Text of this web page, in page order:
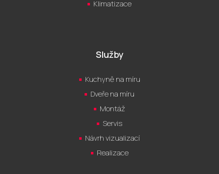
Klimatizace
Služby
Kuchyně na míru
Dveře na míru
Montáž
Servis
Návrh vizualizací
Realizace